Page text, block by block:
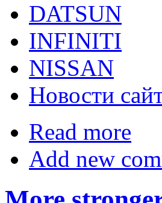
DATSUN
INFINITI
NISSAN
Новости
Read more
Add new